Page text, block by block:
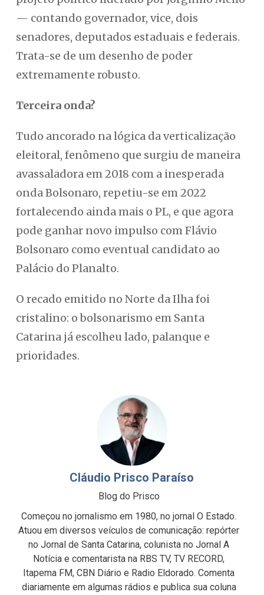
— contando governador, vice, dois
senadores, deputados estaduais e federais.
Trata-se de um desenho de poder
extremamente robusto.
Terceira onda?
Tudo ancorado na lógica da verticalização
eleitoral, fenômeno que surgiu de maneira
avassaladora em 2018 com a inesperada
onda Bolsonaro, repetiu-se em 2022
fortalecendo ainda mais o PL, e que agora
pode ganhar novo impulso com Flávio
Bolsonaro como eventual candidato ao
Palácio do Planalto.
O recado emitido no Norte da Ilha foi
cristalino: o bolsonarismo em Santa
Catarina já escolheu lado, palanque e
prioridades.
Cláudio Prisco Paraíso
Blog do Prisco
Começou no jornalismo em 1980, no jornal O Estado.
Atuou em diversos veículos de comunicação: repórter
no Jornal de Santa Catarina, colunista no Jornal A
Notícia e comentarista na RBS TV, TV RECORD,
Itapema FM, CBN Diário e Radio Eldorado. Comenta
diariamente em algumas rádios e publica sua coluna